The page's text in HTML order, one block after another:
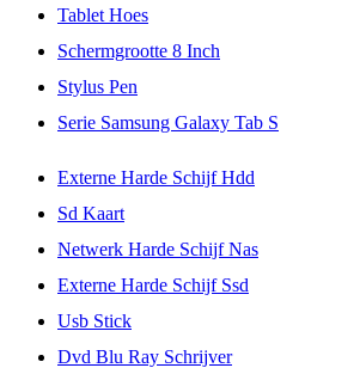
Tablet Hoes
Schermgrootte 8 Inch
Stylus Pen
Serie Samsung Galaxy Tab S
Externe Harde Schijf Hdd
Sd Kaart
Netwerk Harde Schijf Nas
Externe Harde Schijf Ssd
Usb Stick
Dvd Blu Ray Schrijver